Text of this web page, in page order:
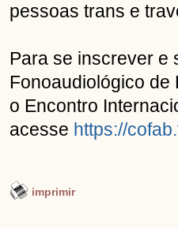
pessoas trans e
Para se inscrever e
Fonoaudiológico de
o Encontro
acesse https://
imprimir